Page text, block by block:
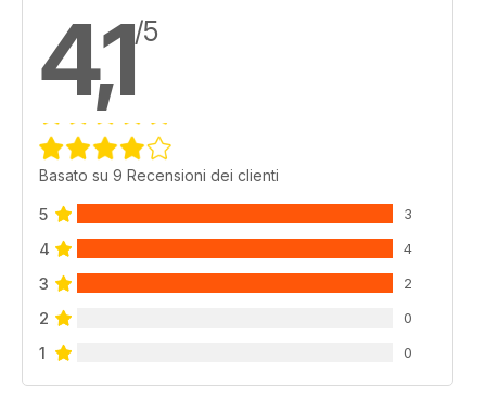
4,1/5
Basato su 9 Recensioni dei clienti
5 3
4 4
3 2
2 0
1 0